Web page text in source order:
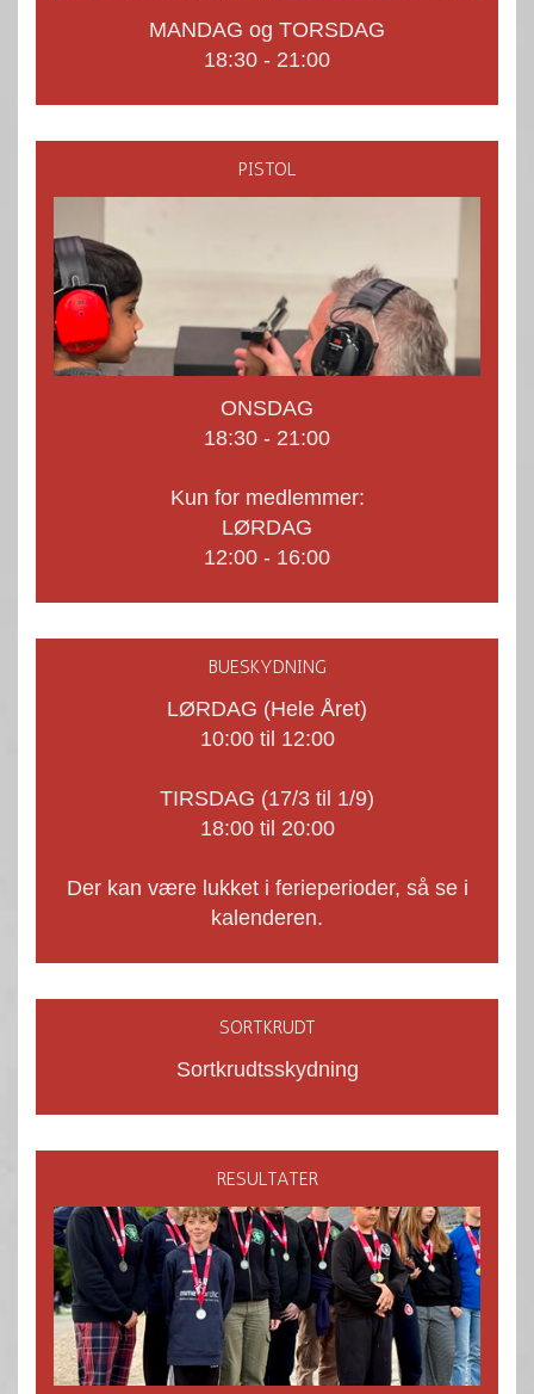
MANDAG og TORSDAG
18:30 - 21:00
PISTOL
ONSDAG
18:30 - 21:00
Kun for medlemmer:
LØRDAG
12:00 - 16:00
BUESKYDNING
LØRDAG (Hele Året)
10:00 til 12:00
TIRSDAG (17/3 til 1/9)
18:00 til 20:00
Der kan være lukket i ferieperioder, så se i
kalenderen.
SORTKRUDT
Sortkrudtsskydning
RESULTATER